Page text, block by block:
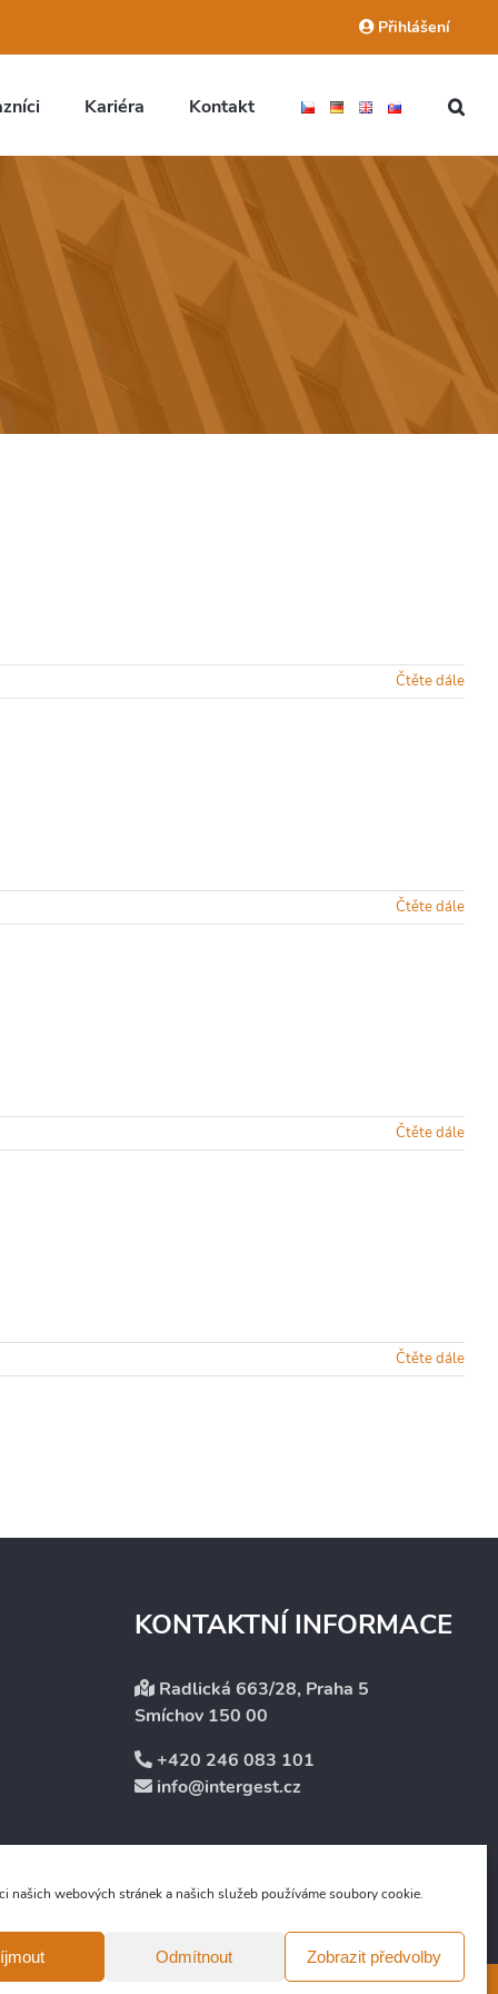
našich webových stránek a našich služeb používáme soubory cookie.
Odmítnout Zobrazit předvolby
Přihlášení
Kariéra Kontakt
Čtěte dále
Čtěte dále
Čtěte dále
Čtěte dále
KONTAKTNÍ INFORMACE
Radlická 663/28, Praha 5
Smíchov 150 00
+420 246 083 101
info@intergest.cz